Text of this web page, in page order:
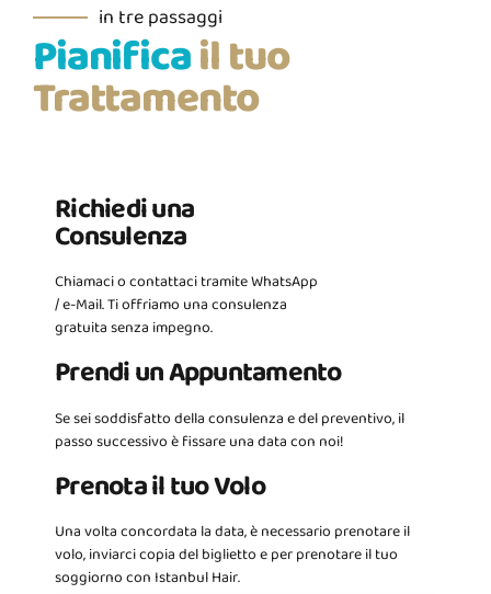
in tre passaggi
Pianificail tuo
Trattamento
Richiedi una
Consulenza
Chiamaci o contattaci tramite WhatsApp
/ e-Mail. Ti offriamo una consulenza
gratuita senza impegno.
Prendi un Appuntamento
Se sei soddisfatto della consulenza e del preventivo, il
passo successivo è fissare una data con noi!
Prenota il tuo Volo
Una volta concordata la data, è necessario prenotare il
volo, inviarci copia del biglietto e per prenotare il tuo
soggiorno con Istanbul Hair.